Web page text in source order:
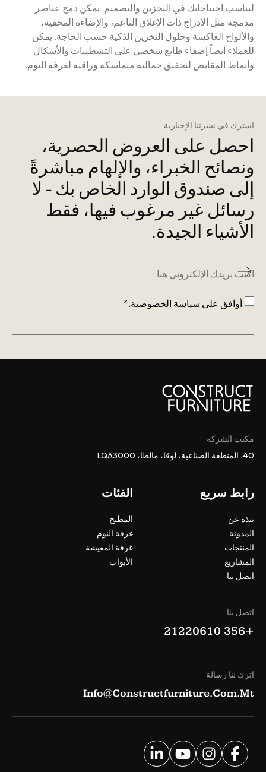
لتناسب احتياجاتك في التخزين والتصميم. يمكن دمج عناصر
مدمجة مثل الأدراج ذات الإغلاق الناعم، والإضاءة المخفية،
والألواح العاكسة وحلول التخزين الذكية حسب الحاجة. يمكن
للعملاء أيضاً إضفاء طابع شخصي على التشطيبات والأشكال
وأنماط المقابض لتحقيق جمالية متماسكة وراقية لغرفة النوم.
اشترك في نشرتنا الإخبارية
احصل على العروض الحصرية،
ونصائح الخبراء، والإلهام مباشرةً
إلى صندوق الوارد الخاص بك - لا
رسائل غير مرغوب فيها، فقط
الأشياء الجيدة.
البريد
الموافقة
أوافق على سياسة الخصوصية.*
مكتب الشركة
40، المنطقة الصناعية، لوقا، مالطا، LQA3000
رابط سريع
نبذة عن
المدونة
المنتجات
المشاريع
اتصل بنا
الفئات
المطبخ
غرفة النوم
غرفة المعيشة
الأبواب
اتصل بنا
+356 21220610
اترك لنا رسالة
Info@constructfurniture.com.mt